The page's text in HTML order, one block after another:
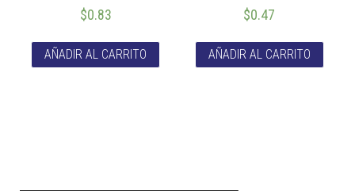
$0.83
AÑADIR AL CARRITO
$0.47
AÑADIR AL CARRITO